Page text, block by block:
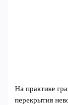
На практике
перекрытия